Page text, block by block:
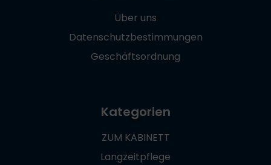
Über uns
Datenschutzbestimmungen
Geschäftsordnung
Kategorien
ZUM KABINETT
Langzeitpflege